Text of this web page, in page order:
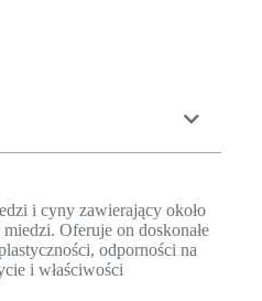
i cyny zawierający około
Oferuje on doskonałe
odporności na
i właściwości